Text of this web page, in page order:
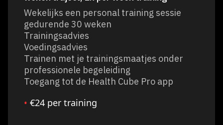
Wekelijks een personal training sessie
gedurende 30 weken
Trainingsadvies
Voedingsadvies
Trainen met je trainingsmaatjes onder
professionele begeleiding
Toegang tot de Health Cube Pro app
• €24 per training